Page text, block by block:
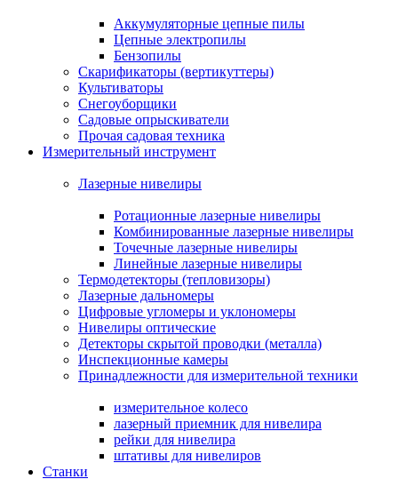
Аккумуляторные цепные пилы
Цепные электропилы
Бензопилы
Скарификаторы (вертикуттеры)
Культиваторы
Снегоуборщики
Садовые опрыскиватели
Прочая садовая техника
Измерительный инструмент
Лазерные нивелиры
Ротационные лазерные нивелиры
Комбинированные лазерные нивелиры
Точечные лазерные нивелиры
Линейные лазерные нивелиры
Термодетекторы (тепловизоры)
Лазерные дальномеры
Цифровые угломеры и уклономеры
Нивелиры оптические
Детекторы скрытой проводки (металла)
Инспекционные камеры
Принадлежности для измерительной техники
измерительное колесо
лазерный приемник для нивелира
рейки для нивелира
штативы для нивелиров
Станки